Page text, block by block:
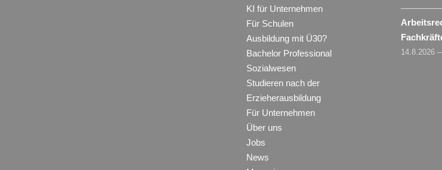
KI für Unternehmen
Für Schulen
Ausbildung mit Ü30?
Bachelor Professional
Sozialwesen
Studieren nach der
Erzieherausbildung
Für Unternehmen
Über uns
Jobs
News
14.8.2026